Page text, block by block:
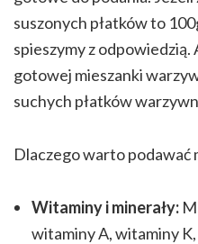
suszonych płatków to
spieszymy z odpowiedzią.
gotowej mieszanki
suchych płatków
Dlaczego warto podawać
Witaminy i minerały:
witaminy A, witaminy